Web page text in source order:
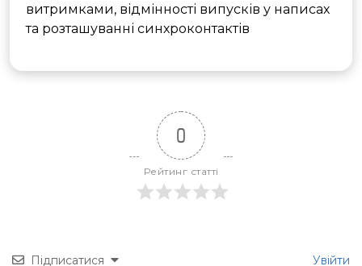
витримками, відмінності випусків у написах
та розташуванні синхроконтактів
0
Рейтинг статті
Підписатися Увійти